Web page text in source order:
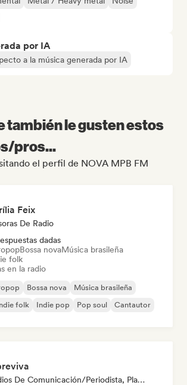
por IA
a la música generada por IA
también le gusten estos
pros...
el perfil de NOVA MPB FM
Feix
De Radio
dadas
Bossa novaMúsica brasileña
folk
en la radio
Bossa nova
Música brasileña
folk Indie pop Pop soul Cantautor
Medios De Comunicación/Periodista, Playlist Curator